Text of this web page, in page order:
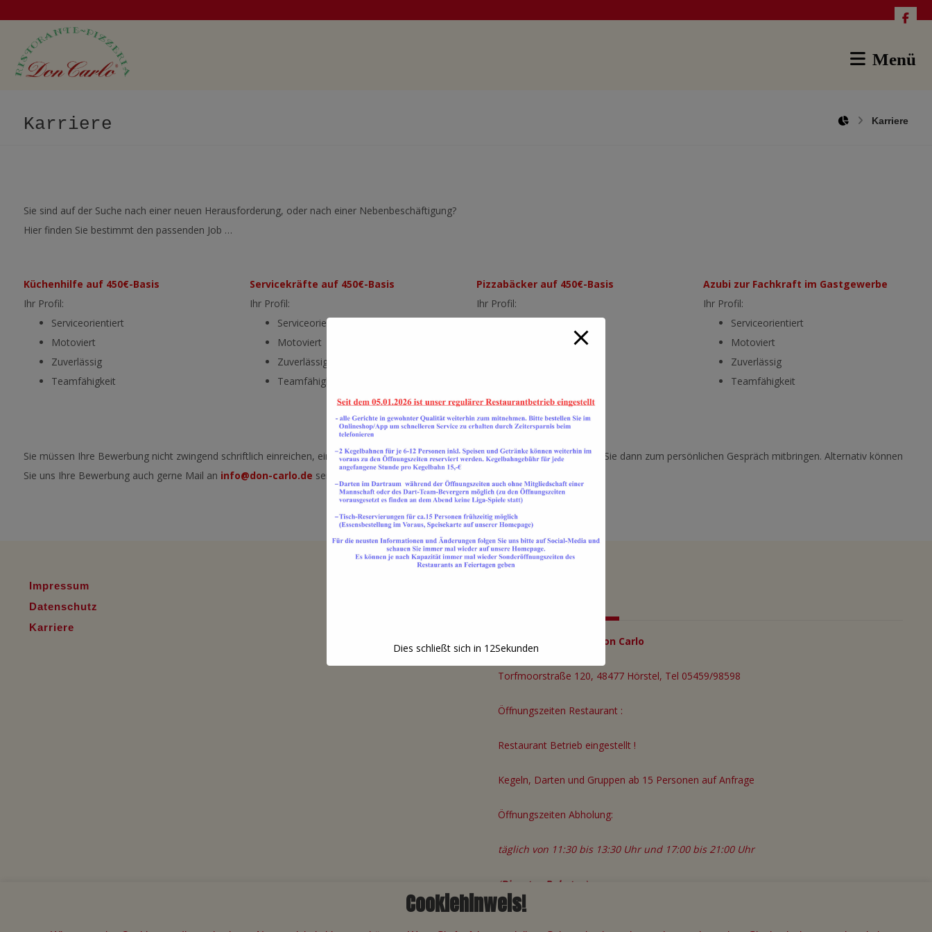
Menü
Karriere Karriere
Sie sind auf der Suche nach einer neuen Herausforderung, oder nach einer Nebenbeschäftigung?
Hier finden Sie bestimmt den passenden Job …
Küchenhilfe auf 450€-Basis
Ihr Profil:
Serviceorientiert
Motoviert
Zuverlässig
Teamfähigkeit
Servicekräfte auf 450€-Basis
Ihr Profil:
Serviceorientiert
Motoviert
Zuverlässig
Teamfähigkeit
Pizzabäcker auf 450€-Basis
Ihr Profil:
Azubi zur Fachkraft im Gastgewerbe
Ihr Profil:
Serviceorientiert
Motoviert
Zuverlässig
Teamfähigkeit
Sie müssen Ihre Bewerbung nicht zwingend schriftlich einreichen, ein Anruf ist ausreichend. Die erforderlichen Unterlagen können Sie dann zum persönlichen Gespräch mitbringen. Alternativ können
Sie uns Ihre Bewerbung auch gerne Mail an info@don-carlo.de senden.
Impressum
Datenschutz
Karriere
Ristorante Pizzeria Don Carlo
Torfmoorstraße 120, 48477 Hörstel, Tel 05459/98598
Öffnungszeiten Restaurant :
Restaurant Betrieb eingestellt !
Kegeln, Darten und Gruppen ab 15 Personen auf Anfrage
Öffnungszeiten Abholung:
täglich von 11:30 bis 13:30 Uhr und 17:00 bis 21:00 Uhr
(Dienstag Ruhetag )
Cookiehinweis!
Dies schließt sich in 12Sekunden